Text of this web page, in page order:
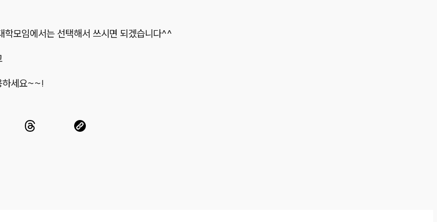
모임에서는 선택해서 쓰시면 되겠습니다^^
하세요~~!